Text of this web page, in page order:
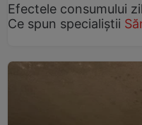
Efectele consumului
Ce spun specialiștii